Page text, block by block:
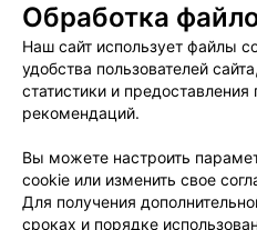
Пользовательское
Вакансии
Написать
Обработка
Обработка
Наш сайт использует файлы
удобства пользователей
статистики и
рекомендаций.
Вы можете настроить
cookie или изменить свое
Для получения
сроках и порядке